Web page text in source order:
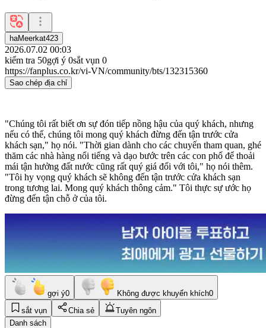
haMeerkat423
2026.07.02 00:03
kiểm tra 50gợi ý 0sắt vụn 0
https://fanplus.co.kr/vi-VN/community/bts/132315360
Sao chép địa chỉ
"Chúng tôi rất biết ơn sự đón tiếp nồng hậu của quý khách, nhưng
nếu có thể, chúng tôi mong quý khách đừng đến tận trước cửa
khách sạn," họ nói. "Thời gian dành cho các chuyến tham quan, ghé
thăm các nhà hàng nổi tiếng và dạo bước trên các con phố để thoải
mái tận hưởng đất nước cũng rất quý giá đối với tôi," họ nói thêm.
"Tôi hy vọng quý khách sẽ không đến tận trước cửa khách sạn
trong tương lai. Mong quý khách thông cảm." Tôi thực sự ước họ
đừng đến tận chỗ ở của tôi.
gợi ý0 Không được khuyến khích0
sắt vụn
Chia sẻ
Tuyên ngôn
Danh sách